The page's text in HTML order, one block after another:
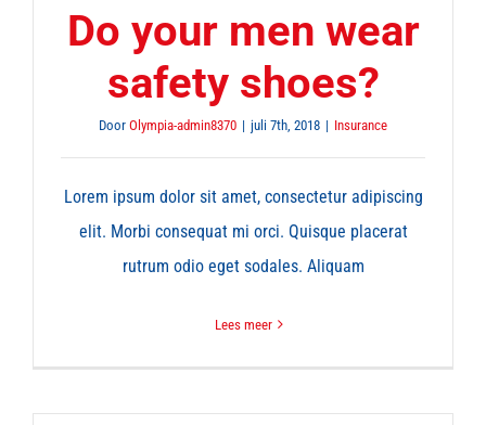
Do your men wear
safety shoes?
Door Olympia-admin8370 | juli 7th, 2018 | Insurance
Lorem ipsum dolor sit amet, consectetur adipiscing
elit. Morbi consequat mi orci. Quisque placerat
rutrum odio eget sodales. Aliquam
Lees meer